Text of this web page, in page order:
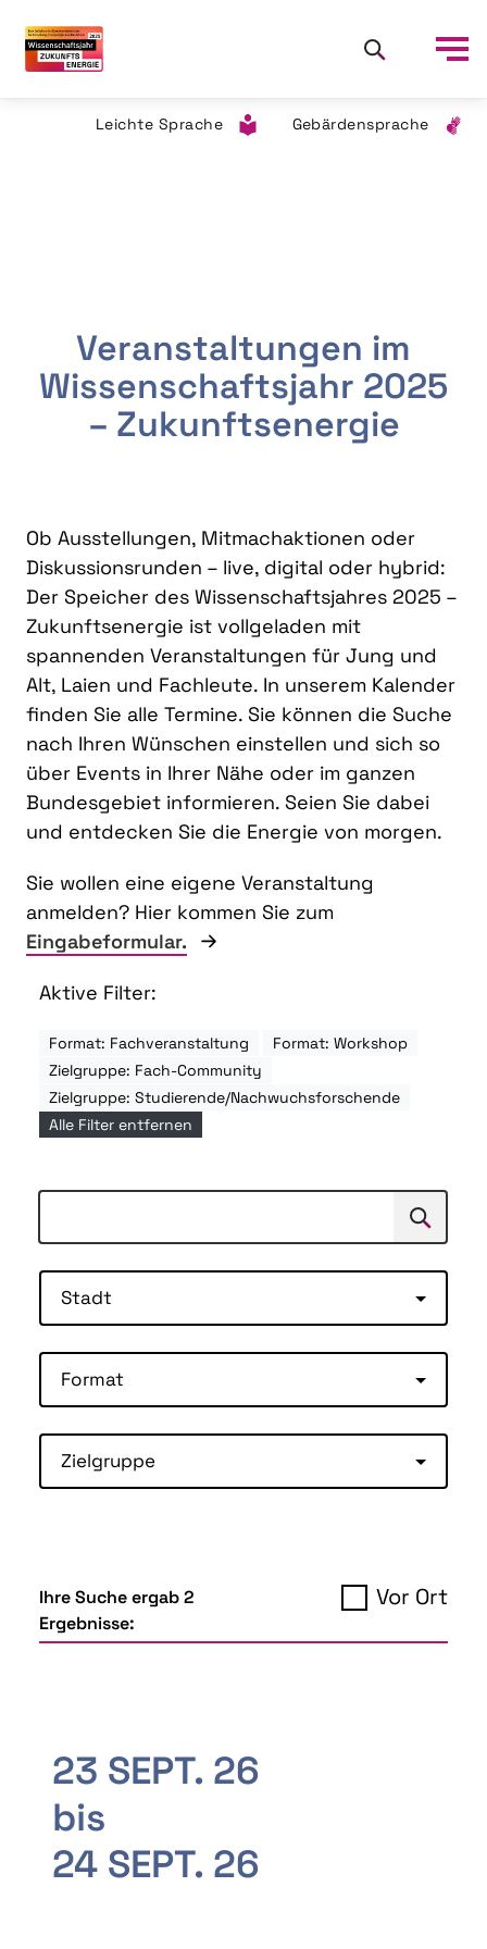
Leichte Sprache Gebärdensprache
Veranstaltungen im
Wissenschaftsjahr 2025
– Zukunftsenergie
Ob Ausstellungen, Mitmachaktionen oder
Diskussionsrunden – live, digital oder hybrid:
Der Speicher des Wissenschaftsjahres 2025 –
Zukunftsenergie ist vollgeladen mit
spannenden Veranstaltungen für Jung und
Alt, Laien und Fachleute. In unserem Kalender
finden Sie alle Termine. Sie können die Suche
nach Ihren Wünschen einstellen und sich so
über Events in Ihrer Nähe oder im ganzen
Bundesgebiet informieren. Seien Sie dabei
und entdecken Sie die Energie von morgen.
Sie wollen eine eigene Veranstaltung
anmelden? Hier kommen Sie zum
Eingabeformular.
Aktive Filter:
Format: Fachveranstaltung
Format: Workshop
Zielgruppe: Fach-Community
Zielgruppe: Studierende/Nachwuchsforschende
Alle Filter entfernen
Suchen
Stadt
Format
Zielgruppe
Ihre Suche ergab 2
Ergebnisse:
Vor Ort
23 SEPT. 26
bis
24 SEPT. 26